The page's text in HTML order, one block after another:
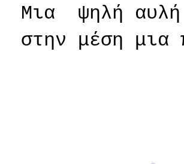
Μια
ψηλή
στην μέση μια